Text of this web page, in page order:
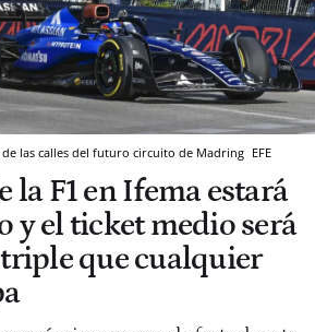
las calles del futuro circuito de Madring EFE
la F1 en Ifema estará
y el ticket medio será
que cualquier